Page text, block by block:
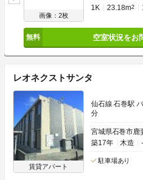
画像：2枚
1K 23.18m2
空室状況をお
レオネクストサンタ
賃貸アパート
仙石線 石巻駅
分
宮城県石巻市鹿
築17年
木造 -
駐車場あり